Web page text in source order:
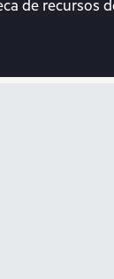
de recursos